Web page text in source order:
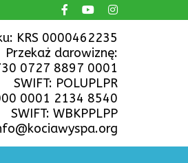
KRS 0000462235
Przekaż darowiznę:
0727 8897 0001
SWIFT: POLUPLPR
0001 2134 8540
SWIFT: WBKPPLPP